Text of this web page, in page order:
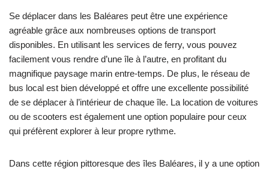
Se déplacer dans les Baléares peut être une expérience
agréable grâce aux nombreuses options de transport
disponibles. En utilisant les services de ferry, vous pouvez
facilement vous rendre d’une île à l’autre, en profitant du
magnifique paysage marin entre-temps. De plus, le réseau de
bus local est bien développé et offre une excellente possibilité
de se déplacer à l’intérieur de chaque île. La location de voitures
ou de scooters est également une option populaire pour ceux
qui préfèrent explorer à leur propre rythme.
Dans cette région pittoresque des îles Baléares, il y a une option